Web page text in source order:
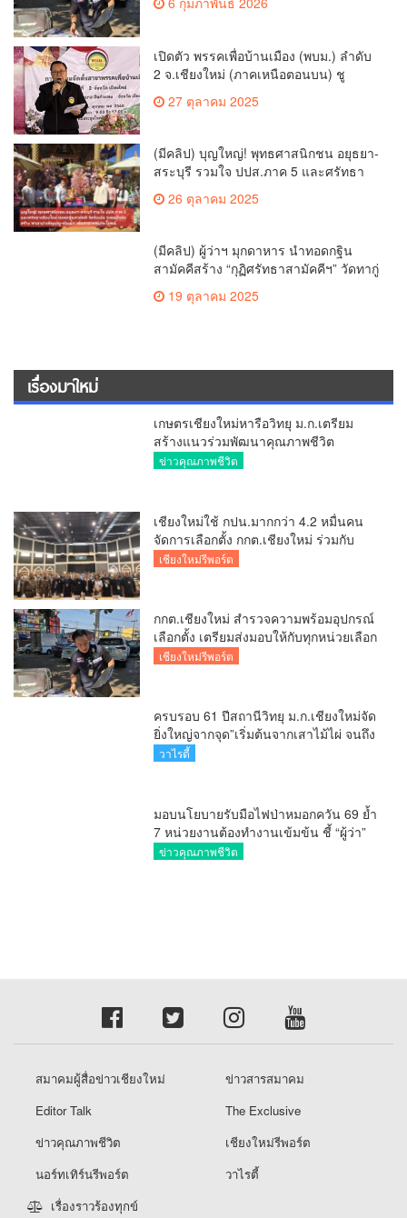
เปิดตัว พรรคเพื่อบ้านเมือง (พบม.) ลำดับ
2 จ.เชียงใหม่ (ภาคเหนือตอนบน) ชู
เกษตรกร สร้างสวัสดิการ-อาชีพที่มั่นคง
เผาทำลายยาเสพติดทิ้งทันทีหากจับได้
27 ตุลาคม 2025
(มีคลิป) บุญใหญ่! พุทธศาสนิกชน อยุธยา-
สระบุรี รวมใจ ปปส.ภาค 5 และศรัทธา
26 ตุลาคม 2025
(มีคลิป) ผู้ว่าฯ มุกดาหาร นำทอดกฐิน
สามัคคีสร้าง “กุฏิศรัทธาสามัคคีฯ” วัดทากู่
แก้วลำพูน ยอดปัจจัย 5 แสนกว่าบาท
19 ตุลาคม 2025
เรื่องมาใหม่
เกษตรเชียงใหม่หารือวิทยุ ม.ก.เตรียม
สร้างแนวร่วมพัฒนาคุณภาพชีวิต
เกษตรกร สื่อสารข้อมูลถูกต้องขับเคลื่อน
ข่าวคุณภาพชีวิต
เชียงใหม่ใช้ กปน.มากกว่า 4.2 หมื่นคน
จัดการเลือกตั้ง กกต.เชียงใหม่ ร่วมกับ
นายอำเภอหางดง ตรวจความเรียบร้อย
เชียงใหม่รีพอร์ต
กกต.เชียงใหม่ สำรวจความพร้อมอุปกรณ์
เลือกตั้ง เตรียมส่งมอบให้กับทุกหน่วยเลือก
ตั้งในวันพรุ่งนี้
เชียงใหม่รีพอร์ต
ครบรอบ 61 ปีสถานีวิทยุ ม.ก.เชียงใหม่จัด
ยิ่งใหญ่จากจุด”เริ่มต้นจากเสาไม้ไผ่ จนถึง
วันที่มี KURplus ในวันนี้”
วาไรตี้
มอบนโยบายรับมือไฟป่าหมอกควัน 69 ย้ำ
7 หน่วยงานต้องทำงานเข้มข้น ชี้ “ผู้ว่า”
คีย์แมนสำคัญทำปัญหาลด
ข่าวคุณภาพชีวิต
สมาคมผู้สื่อข่าวเชียงใหม่
ข่าวสารสมาคม
Editor Talk
The Exclusive
ข่าวคุณภาพชีวิต
เชียงใหม่รีพอร์ต
นอร์ทเทิร์นรีพอร์ต
วาไรตี้
เรื่องราวร้องทุกข์